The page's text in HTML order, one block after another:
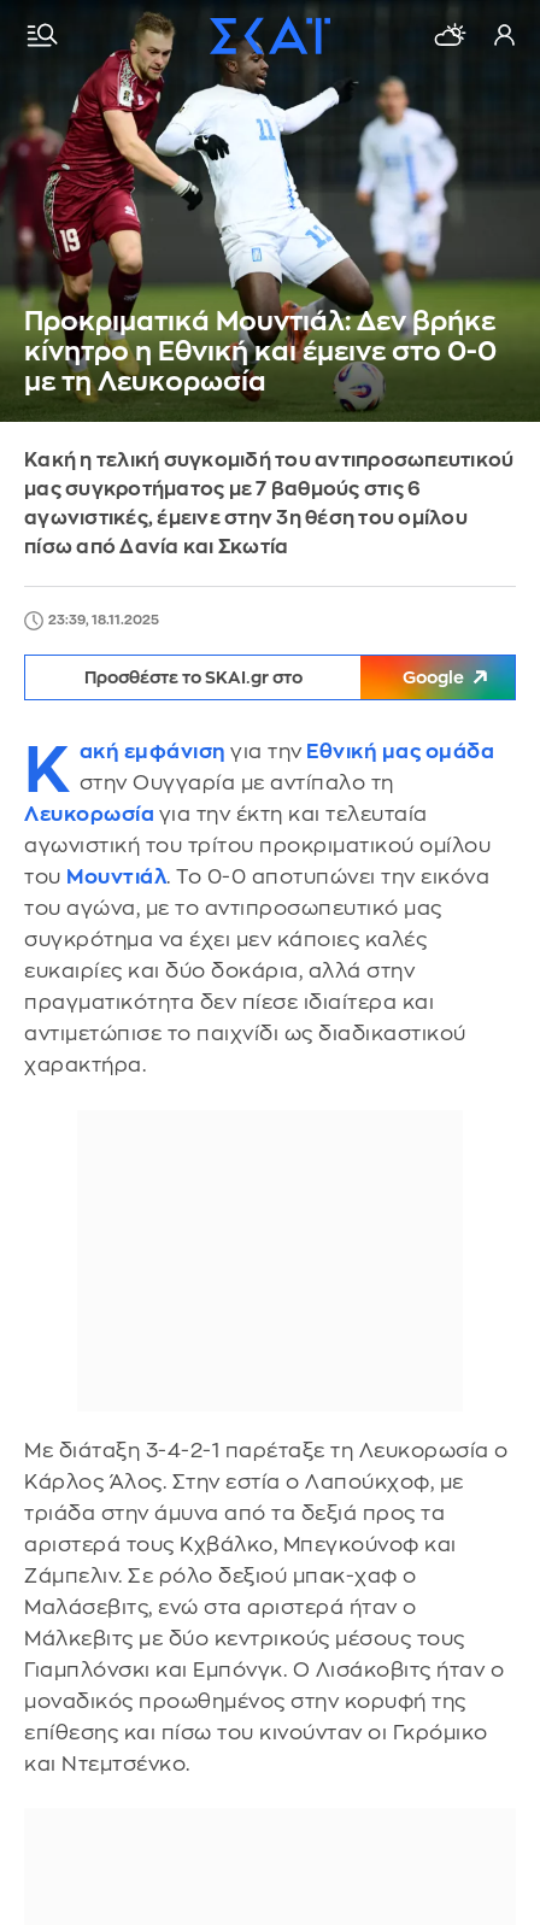
Προκριματικά Μουντιάλ: Δεν βρήκε
κίνητρο η Εθνική και έμεινε στο 0-0
με τη Λευκορωσία
Κακή η τελική συγκομιδή του αντιπροσωπευτικού
μας συγκροτήματος με 7 βαθμούς στις 6
αγωνιστικές, έμεινε στην 3η θέση του ομίλου
πίσω από Δανία και Σκωτία
23:39, 18.11.2025
Προσθέστε το SKAI.gr στο Google
Κ ακή εμφάνιση για την Εθνική μας ομάδα
στην Ουγγαρία με αντίπαλο τη
Λευκορωσία για την έκτη και τελευταία
αγωνιστική του τρίτου προκριματικού ομίλου
του Μουντιάλ. Το 0-0 αποτυπώνει την εικόνα
του αγώνα, με το αντιπροσωπευτικό μας
συγκρότημα να έχει μεν κάποιες καλές
ευκαιρίες και δύο δοκάρια, αλλά στην
πραγματικότητα δεν πίεσε ιδιαίτερα και
αντιμετώπισε το παιχνίδι ως διαδικαστικού
χαρακτήρα.
Με διάταξη 3-4-2-1 παρέταξε τη Λευκορωσία ο
Κάρλος Άλος. Στην εστία ο Λαπούκχοφ, με
τριάδα στην άμυνα από τα δεξιά προς τα
αριστερά τους Κχβάλκο, Μπεγκούνοφ και
Ζάμπελιν. Σε ρόλο δεξιού μπακ-χαφ ο
Μαλάσεβιτς, ενώ στα αριστερά ήταν ο
Μάλκεβιτς με δύο κεντρικούς μέσους τους
Γιαμπλόνσκι και Εμπόνγκ. Ο Λισάκοβιτς ήταν ο
μοναδικός προωθημένος στην κορυφή της
επίθεσης και πίσω του κινούνταν οι Γκρόμικο
και Ντεμτσένκο.